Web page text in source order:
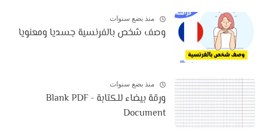
منذ بضع سنوات
وصف شخص بالفرنسية جسديا ومعنويا
منذ بضع سنوات
ورقة بيضاء للكتابة - Blank PDF
Document